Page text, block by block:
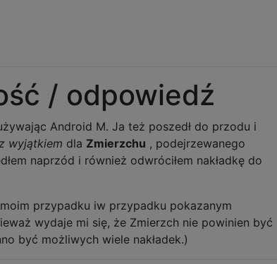
/ odpowiedź
Android M. Ja też poszedł do przodu i
wyjątkiem dla Zmierzchu , podejrzewanego
naprzód i również odwróciłem nakładkę do
przypadku iw przypadku pokazanym
wydaje mi się, że Zmierzch nie powinien być
być możliwych wiele nakładek.)